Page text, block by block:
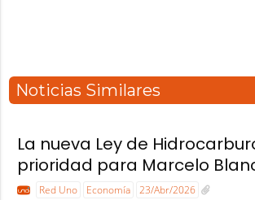
Noticias Similares
La nueva Ley de
prioridad para Marcelo
Red Uno Economía 23/Abr/2026